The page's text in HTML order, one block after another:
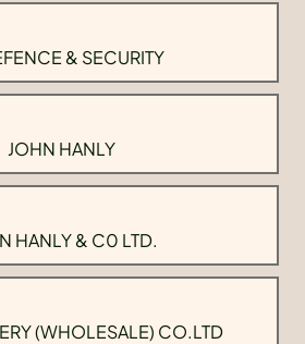
& SECURITY
JOHN HANLY
HANLY & C0 LTD.
(WHOLESALE) CO.LTD